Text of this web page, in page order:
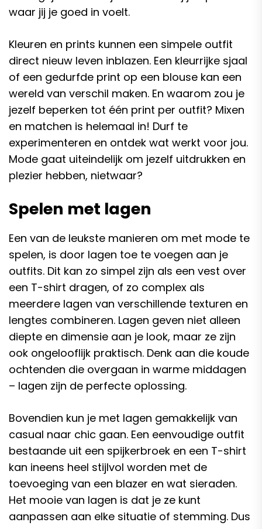
waar jij je goed in voelt.
Kleuren en prints kunnen een simpele outfit
direct nieuw leven inblazen. Een kleurrijke sjaal
of een gedurfde print op een blouse kan een
wereld van verschil maken. En waarom zou je
jezelf beperken tot één print per outfit? Mixen
en matchen is helemaal in! Durf te
experimenteren en ontdek wat werkt voor jou.
Mode gaat uiteindelijk om jezelf uitdrukken en
plezier hebben, nietwaar?
Spelen met lagen
Een van de leukste manieren om met mode te
spelen, is door lagen toe te voegen aan je
outfits. Dit kan zo simpel zijn als een vest over
een T-shirt dragen, of zo complex als
meerdere lagen van verschillende texturen en
lengtes combineren. Lagen geven niet alleen
diepte en dimensie aan je look, maar ze zijn
ook ongelooflijk praktisch. Denk aan die koude
ochtenden die overgaan in warme middagen
– lagen zijn de perfecte oplossing.
Bovendien kun je met lagen gemakkelijk van
casual naar chic gaan. Een eenvoudige outfit
bestaande uit een spijkerbroek en een T-shirt
kan ineens heel stijlvol worden met de
toevoeging van een blazer en wat sieraden.
Het mooie van lagen is dat je ze kunt
aanpassen aan elke situatie of stemming. Dus